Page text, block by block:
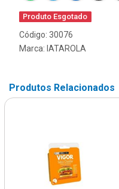
Produto Esgotado
Código: 30076
Marca: IATAROLA
Produtos Relacionados